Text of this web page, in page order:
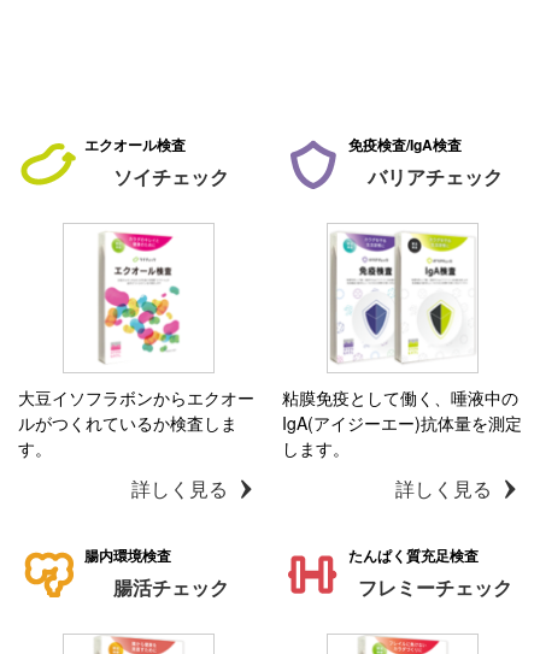
エクオール検査
ソイチェック
大豆イソフラボンからエクオー
ルがつくれているか検査しま
す。
詳しく見る
免疫検査/IgA検査
バリアチェック
粘膜免疫として働く、唾液中の
IgA(アイジーエー)抗体量を測定
します。
詳しく見る
腸内環境検査
腸活チェック
たんぱく質充足検査
フレミーチェック